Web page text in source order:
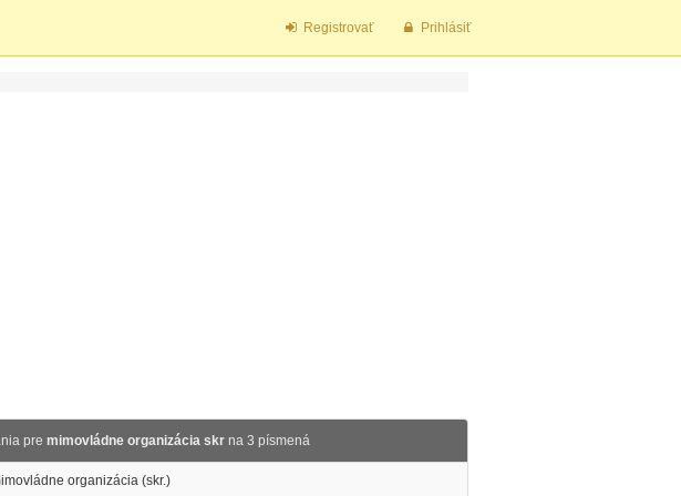
Registrovať Prihlásiť
pre mimovládne organizácia skrna 3 písmená
organizácia (skr.)